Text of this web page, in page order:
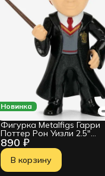
Новинка
890 ₽
Фигурка Metalfigs Гарри
Поттер Рон Уизли 2.5"
2100901239108
В корзину